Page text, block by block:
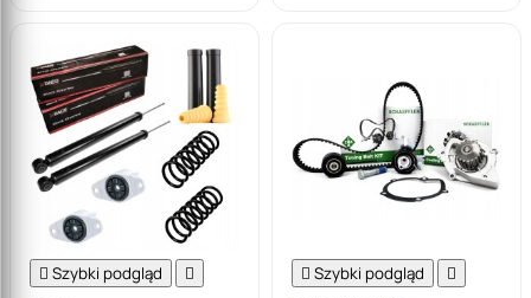
 Szybki podgląd   Szybki podgląd 